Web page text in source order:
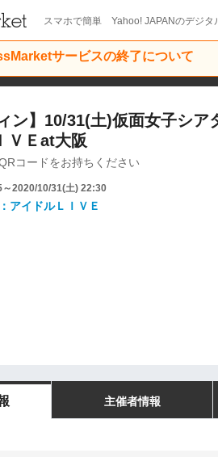
スマホで簡単 Yahoo! JAPANのデジタ
サービスの終了について
ン】10/31(土)仮面女子シア
ＶＥat大阪
コードをお持ちください
2020/10/31(土) 22:30
アイドルＬＩＶＥ
主催者情報